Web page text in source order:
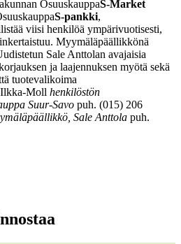
OsuuskauppaS-Market
S-pankki,
viisi henkilöä ympärivuotisesti,
Myymäläpäällikkönä
Sale Anttolan avajaisia
ja laajennuksen myötä sekä
tuotevalikoima
Moll henkilöstön
Suur-Savo puh. (015) 206
Sale Anttola puh.